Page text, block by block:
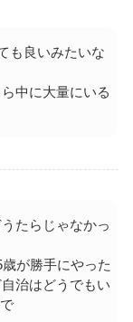
も良いみたいな
中に大量にいる
たらじゃなかっ
が勝手にやった
治はどうでもい